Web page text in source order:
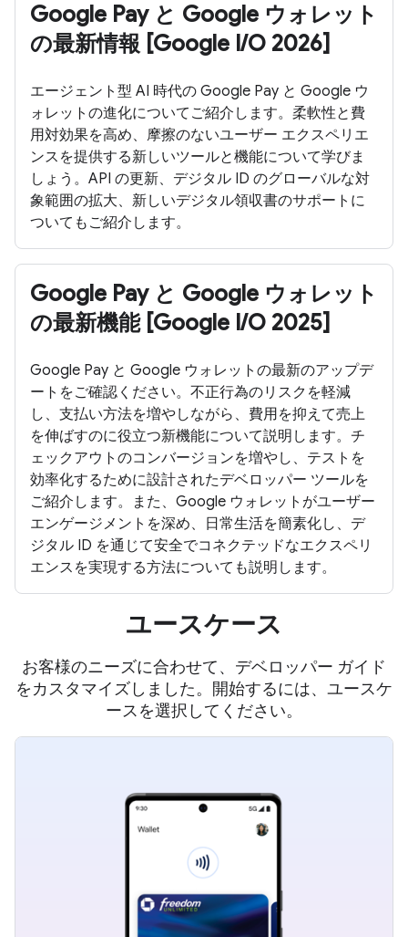
Google Pay と Google ウォレット
の最新情報 [Google I/O 2026]
エージェント型 AI 時代の Google Pay と Google ウ
ォレットの進化についてご紹介します。柔軟性と費
用対効果を高め、摩擦のないユーザー エクスペリエ
ンスを提供する新しいツールと機能について学びま
しょう。API の更新、デジタル ID のグローバルな対
象範囲の拡大、新しいデジタル領収書のサポートに
ついてもご紹介します。
Google Pay と Google ウォレット
の最新機能 [Google I/O 2025]
Google Pay と Google ウォレットの最新のアップデ
ートをご確認ください。不正行為のリスクを軽減
し、支払い方法を増やしながら、費用を抑えて売上
を伸ばすのに役立つ新機能について説明します。チ
ェックアウトのコンバージョンを増やし、テストを
効率化するために設計されたデベロッパー ツールを
ご紹介します。また、Google ウォレットがユーザー
エンゲージメントを深め、日常生活を簡素化し、デ
ジタル ID を通じて安全でコネクテッドなエクスペリ
エンスを実現する方法についても説明します。
ユースケース
お客様のニーズに合わせて、デベロッパー ガイド
をカスタマイズしました。開始するには、ユースケ
ースを選択してください。